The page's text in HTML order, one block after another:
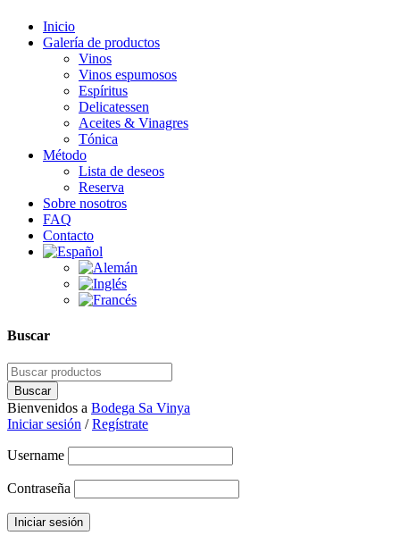
Inicio
Galería de productos
Vinos
Vinos espumosos
Espíritus
Delicatessen
Aceites & Vinagres
Tónica
Método
Lista de deseos
Reserva
Sobre nosotros
FAQ
Contacto
Buscar
Bienvenidos a Bodega Sa Vinya
Iniciar sesión /Regístrate
Username
Contraseña